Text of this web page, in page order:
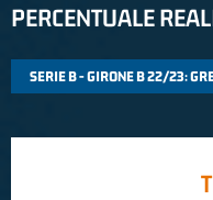
PERCENTUALE